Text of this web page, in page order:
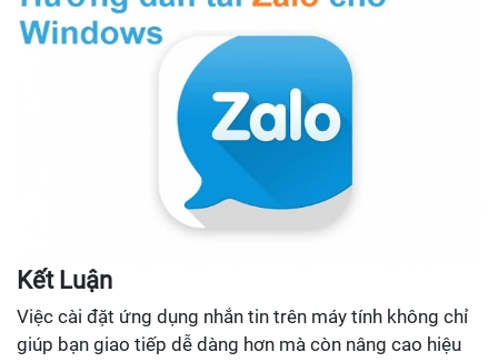
Kết Luận
Việc cài đặt ứng dụng nhắn tin trên máy tính không chỉ
giúp bạn giao tiếp dễ dàng hơn mà còn nâng cao hiệu